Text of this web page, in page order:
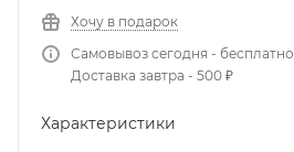
Хочу в подарок
Самовывоз сегодня - бесплатно
Доставка завтра - 500 ₽
Характеристики